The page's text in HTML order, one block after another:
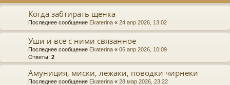
Когда забтирать щенка
Последнее сообщение Ekaterina « 24 апр 2026, 13:02
Уши и всё с ними связанное
Последнее сообщение Ekaterina « 06 апр 2026, 10:09
Ответы: 2
Амуниция, миски, лежаки, поводки чирнеки
Последнее сообщение Ekaterina « 28 мар 2026, 23:22